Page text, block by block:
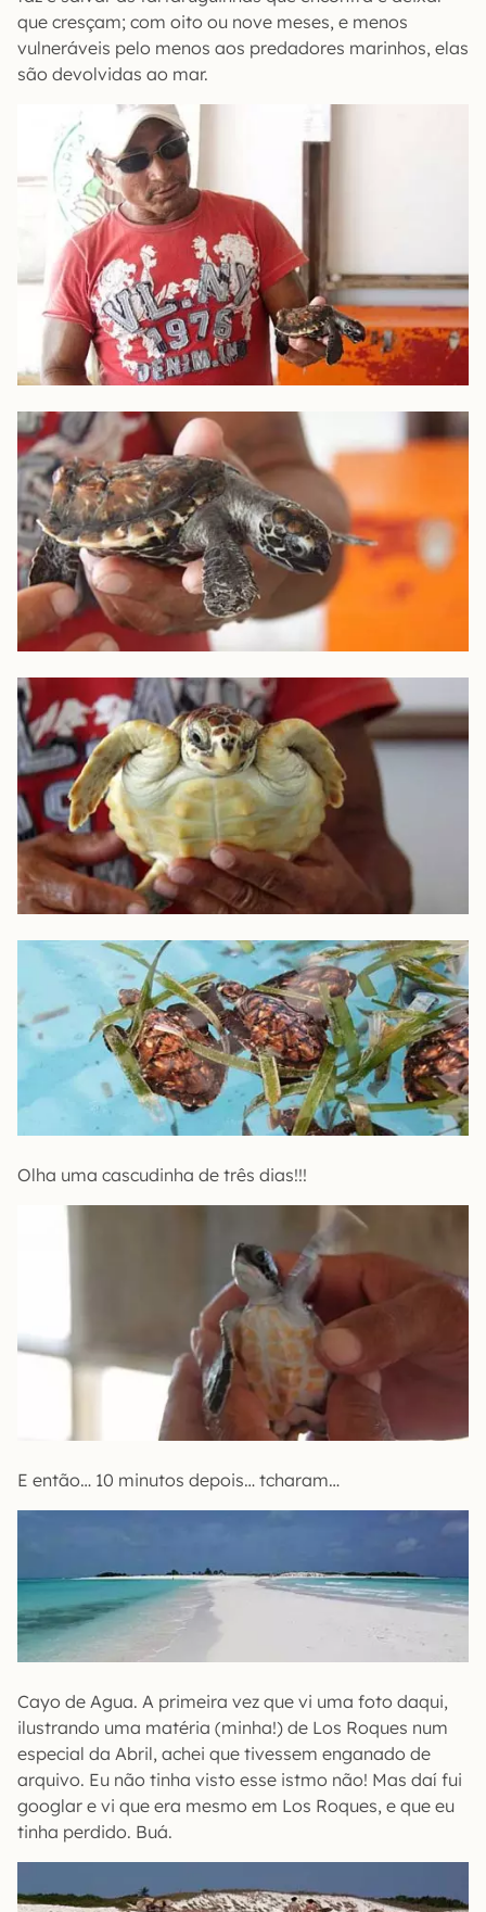
que cresçam; com oito ou nove meses, e menos
vulneráveis pelo menos aos predadores marinhos, elas
são devolvidas ao mar.
Olha uma cascudinha de três dias!!!
E então… 10 minutos depois… tcharam…
Cayo de Agua. A primeira vez que vi uma foto daqui,
ilustrando uma matéria (minha!) de Los Roques num
especial da Abril, achei que tivessem enganado de
arquivo. Eu não tinha visto esse istmo não! Mas daí fui
googlar e vi que era mesmo em Los Roques, e que eu
tinha perdido. Buá.